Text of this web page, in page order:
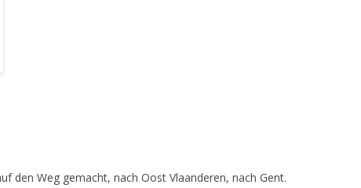
den Weg gemacht, nach Oost Vlaanderen, nach Gent.